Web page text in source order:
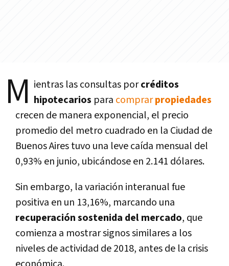
M ientras las consultas porcréditos
hipotecarios para comprarpropiedades
crecen de manera exponencial, el precio
promedio del metro cuadrado en la Ciudad de
Buenos Aires tuvo una leve caída mensual del
0,93% en junio, ubicándose en 2.141 dólares.
Sin embargo, la variación interanual fue
positiva en un 13,16%, marcando una
recuperación sostenida del mercado, que
comienza a mostrar signos similares a los
niveles de actividad de 2018, antes de la crisis